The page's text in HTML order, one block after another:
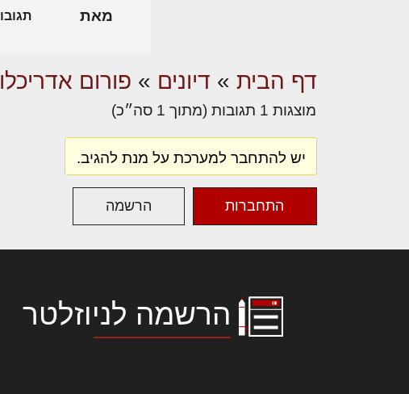
מאת
דף הבית » דיונים » פורום
מוצגות 1 תגובות (מתוך 1 סה״כ)
יש להתחבר למערכת על מנת להגיב.
התחברות הרשמה
הרשמה לניוזלטר